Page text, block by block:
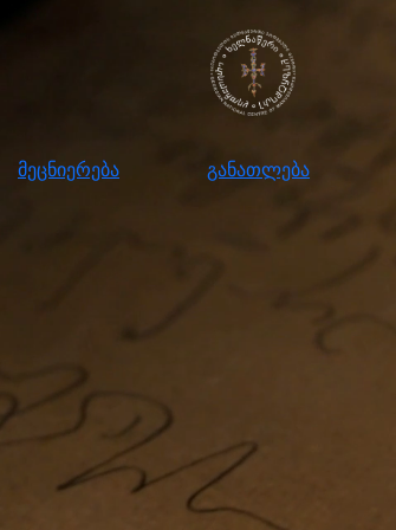
მეცნიერება განათლება
განათლება